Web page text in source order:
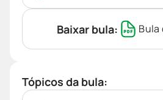
Baixar bula: Bula
Tópicos da bula: